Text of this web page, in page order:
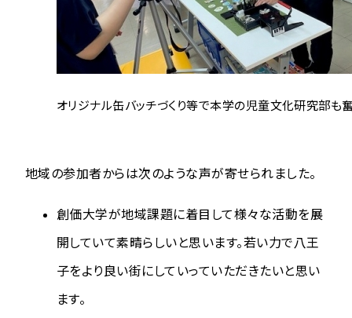
オリジナル缶バッチづくり等で本学の児童文化研究部も
地域の参加者からは次のような声が寄せられました。
創価大学が地域課題に着目して様々な活動を展
開していて素晴らしいと思います。若い力で八王
子をより良い街にしていっていただきたいと思い
ます。